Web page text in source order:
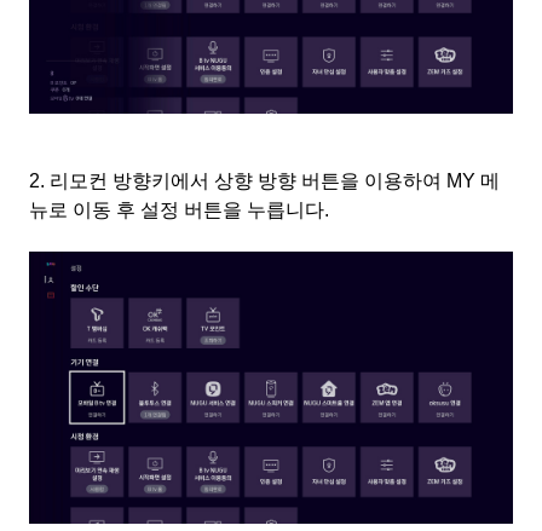
2. 리모컨 방향키에서 상향 방향 버튼을 이용하여 MY 메
뉴로 이동 후 설정 버튼을 누릅니다.